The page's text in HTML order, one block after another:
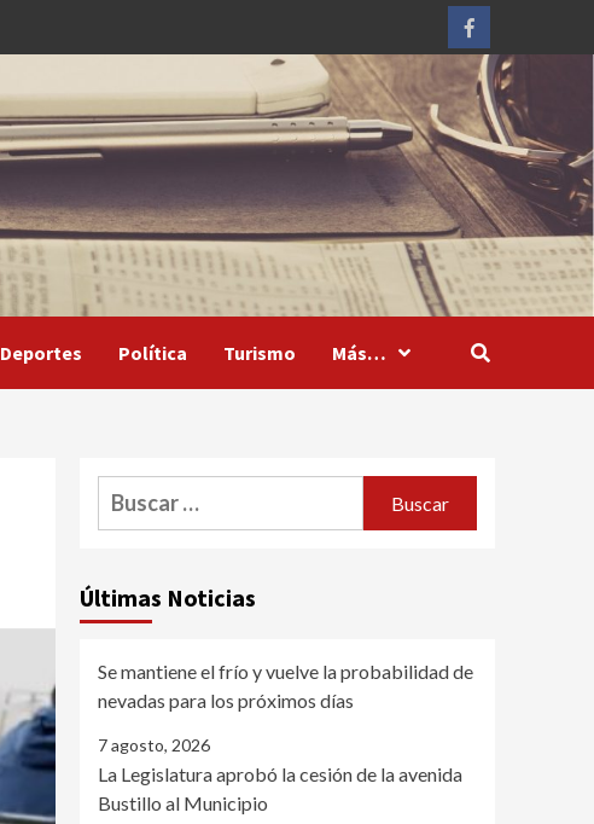
Facebook
Deportes Política Turismo Más…
Buscar:
Últimas Noticias
Se mantiene el frío y vuelve la probabilidad de
nevadas para los próximos días
7 agosto, 2026
La Legislatura aprobó la cesión de la avenida
Bustillo al Municipio